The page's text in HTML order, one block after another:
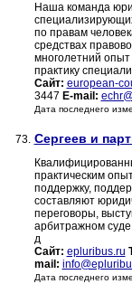
Наша команда
по правам
средствах
многолетний
практику
Сайт: european-
3447 E-mail:
Дата последнего
73. Сергеев и
практическим
поддержку,
составляют
переговоры,
арбитражном
д
Сайт: epluribus.ru
mail:
Дата последнего